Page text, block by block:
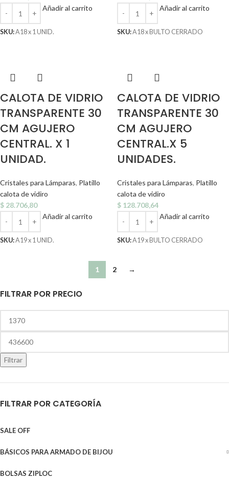
FILTRAR POR PRECIO
Filtrar
FILTRAR POR CATEGORÍA
SALE OFF
BÁSICOS PARA ARMADO DE BIJOU
BOLSAS ZIPLOC
Añadir al carrito
SKU:A18 x 1 UNID.
Añadir al carrito
SKU:A18 x BULTO CERRADO
CALOTA DE VIDRIO
TRANSPARENTE 30
CM AGUJERO
CENTRAL. X 1
UNIDAD.
Cristales para Lámparas, Platillo
calota de vidiro
$ 28.706,80
Añadir al carrito
SKU:A19 x 1 UNID.
CALOTA DE VIDRIO
TRANSPARENTE 30
CM AGUJERO
CENTRAL.X 5
UNIDADES.
Cristales para Lámparas, Platillo
calota de vidiro
$ 128.708,64
Añadir al carrito
SKU:A19 x BULTO CERRADO
1 2 →